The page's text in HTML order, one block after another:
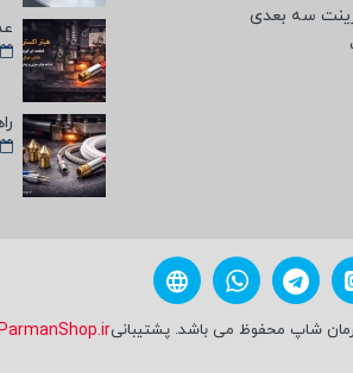
سه بعدی
شاپ محفوظ می باشد. پشتیبانی